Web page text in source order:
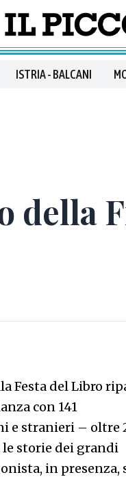
ISTRIA - BALCANI
della
Festa del Libro
con 141
e stranieri – oltre
storie dei grandi
in presenza,